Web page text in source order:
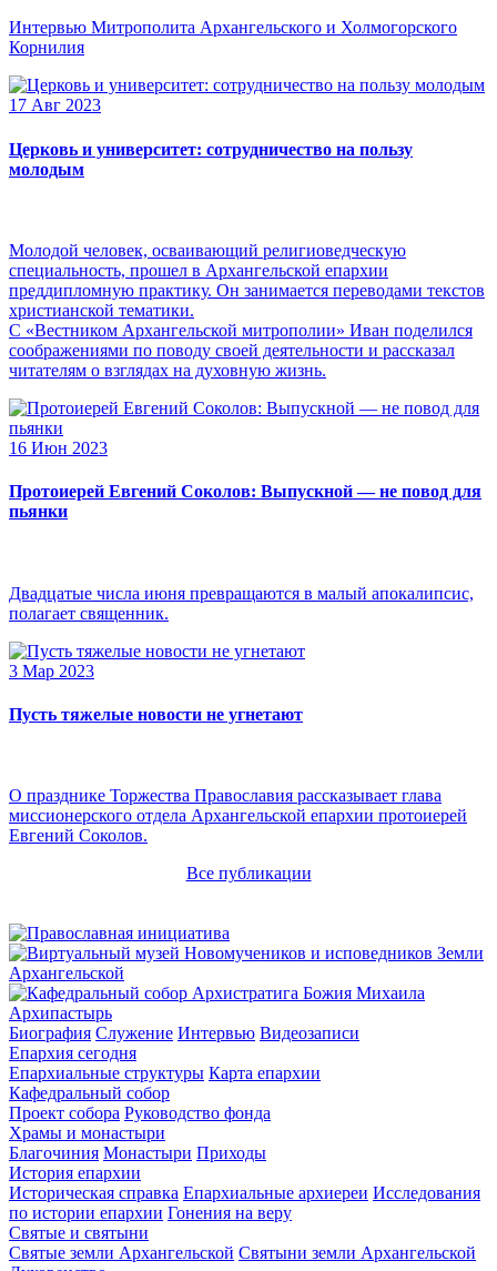
Интервью Митрополита Архангельского и Холмогорского
Корнилия
17 Авг 2023
Церковь и университет: сотрудничество на пользу
молодым
Молодой человек, осваивающий религиоведческую
специальность, прошел в Архангельской епархии
преддипломную практику. Он занимается переводами текстов
христианской тематики.
С «Вестником Архангельской митрополии» Иван поделился
соображениями по поводу своей деятельности и рассказал
читателям о взглядах на духовную жизнь.
16 Июн 2023
Протоиерей Евгений Соколов: Выпускной — не повод для
пьянки
Двадцатые числа июня превращаются в малый апокалипсис,
полагает священник.
3 Мар 2023
Пусть тяжелые новости не угнетают
О празднике Торжества Православия рассказывает глава
миссионерского отдела Архангельской епархии протоиерей
Евгений Соколов.
Все публикации
Архипастырь
Биография Служение Интервью Видеозаписи
Епархия сегодня
Епархиальные структуры Карта епархии
Кафедральный собор
Проект собора Руководство фонда
Храмы и монастыри
Благочиния Монастыри Приходы
История епархии
Историческая справка Епархиальные архиереи Исследования
по истории епархии Гонения на веру
Святые и святыни
Святые земли Архангельской Святыни земли Архангельской